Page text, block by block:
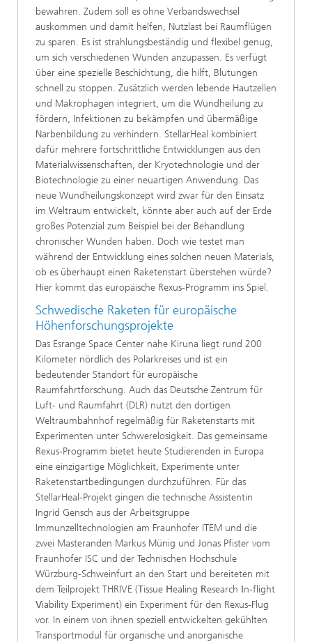
bewahren. Zudem soll es ohne Verbandswechsel
auskommen und damit helfen, Nutzlast bei Raumflügen
zu sparen. Es ist strahlungsbeständig und flexibel genug,
um sich verschiedenen Wunden anzupassen. Es verfügt
über eine spezielle Beschichtung, die hilft, Blutungen
schnell zu stoppen. Zusätzlich werden lebende Hautzellen
und Makrophagen integriert, um die Wundheilung zu
fördern, Infektionen zu bekämpfen und übermäßige
Narbenbildung zu verhindern. StellarHeal kombiniert
dafür mehrere fortschrittliche Entwicklungen aus den
Materialwissenschaften, der Kryotechnologie und der
Biotechnologie zu einer neuartigen Anwendung. Das
neue Wundheilungskonzept wird zwar für den Einsatz
im Weltraum entwickelt, könnte aber auch auf der Erde
großes Potenzial zum Beispiel bei der Behandlung
chronischer Wunden haben. Doch wie testet man
während der Entwicklung eines solchen neuen Materials,
ob es überhaupt einen Raketenstart überstehen würde?
Hier kommt das europäische Rexus-Programm ins Spiel.
Schwedische Raketen für europäische
Höhenforschungsprojekte
Das Esrange Space Center nahe Kiruna liegt rund 200
Kilometer nördlich des Polarkreises und ist ein
bedeutender Standort für europäische
Raumfahrtforschung. Auch das Deutsche Zentrum für
Luft- und Raumfahrt (DLR) nutzt den dortigen
Weltraumbahnhof regelmäßig für Raketenstarts mit
Experimenten unter Schwerelosigkeit. Das gemeinsame
Rexus-Programm bietet heute Studierenden in Europa
eine einzigartige Möglichkeit, Experimente unter
Raketenstartbedingungen durchzuführen. Für das
StellarHeal-Projekt gingen die technische Assistentin
Ingrid Gensch aus der Arbeitsgruppe
Immunzelltechnologien am Fraunhofer ITEM und die
zwei Masteranden Markus Münig und Jonas Pfister vom
Fraunhofer ISC und der Technischen Hochschule
Würzburg-Schweinfurt an den Start und bereiteten mit
dem Teilprojekt THRIVE (Tissue Healing Research In-flight
Viability Experiment) ein Experiment für den Rexus-Flug
vor. In einem von ihnen speziell entwickelten gekühlten
Transportmodul für organische und anorganische